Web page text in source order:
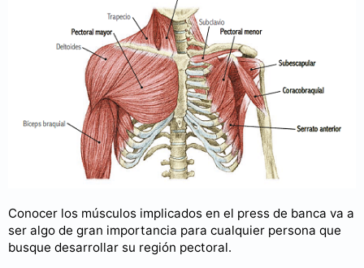
Conocer los músculos implicados en el press de banca va a
ser algo de gran importancia para cualquier persona que
busque desarrollar su región pectoral.